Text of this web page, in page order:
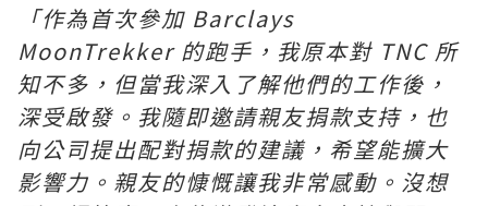
「作為首次參加 Barclays
MoonTrekker 的跑手，我原本對 TNC 所
知不多，但當我深入了解他們的工作後，
深受啟發。我隨即邀請親友捐款支持，也
向公司提出配對捐款的建議，希望能擴大
影響力。親友的慷慨讓我非常感動。沒想